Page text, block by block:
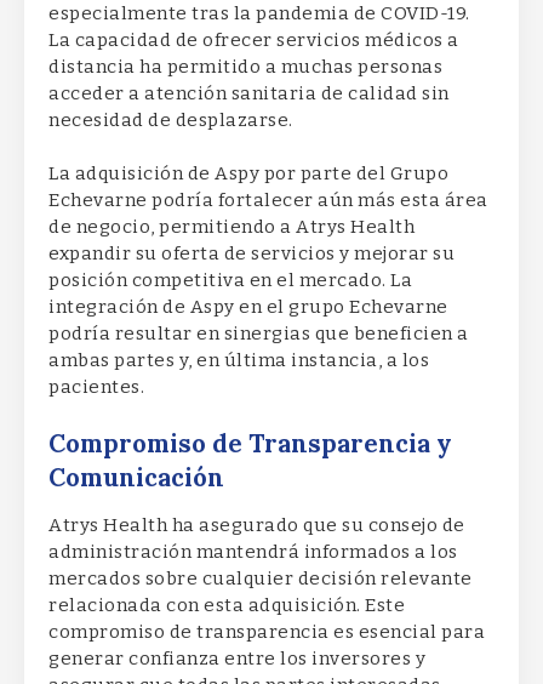
especialmente tras la pandemia de COVID-19.
La capacidad de ofrecer servicios médicos a
distancia ha permitido a muchas personas
acceder a atención sanitaria de calidad sin
necesidad de desplazarse.
La adquisición de Aspy por parte del Grupo
Echevarne podría fortalecer aún más esta área
de negocio, permitiendo a Atrys Health
expandir su oferta de servicios y mejorar su
posición competitiva en el mercado. La
integración de Aspy en el grupo Echevarne
podría resultar en sinergias que beneficien a
ambas partes y, en última instancia, a los
pacientes.
Compromiso de Transparencia y
Comunicación
Atrys Health ha asegurado que su consejo de
administración mantendrá informados a los
mercados sobre cualquier decisión relevante
relacionada con esta adquisición. Este
compromiso de transparencia es esencial para
generar confianza entre los inversores y